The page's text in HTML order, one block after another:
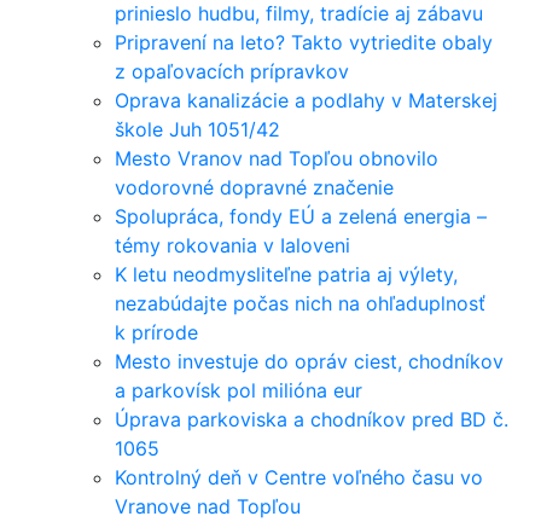
prinieslo hudbu, filmy, tradície aj zábavu
Pripravení na leto? Takto vytriedite obaly
z opaľovacích prípravkov
Oprava kanalizácie a podlahy v Materskej
škole Juh 1051/42
Mesto Vranov nad Topľou obnovilo
vodorovné dopravné značenie
Spolupráca, fondy EÚ a zelená energia –
témy rokovania v Ialoveni
K letu neodmysliteľne patria aj výlety,
nezabúdajte počas nich na ohľaduplnosť
k prírode
Mesto investuje do opráv ciest, chodníkov
a parkovísk pol milióna eur
Úprava parkoviska a chodníkov pred BD č.
1065
Kontrolný deň v Centre voľného času vo
Vranove nad Topľou